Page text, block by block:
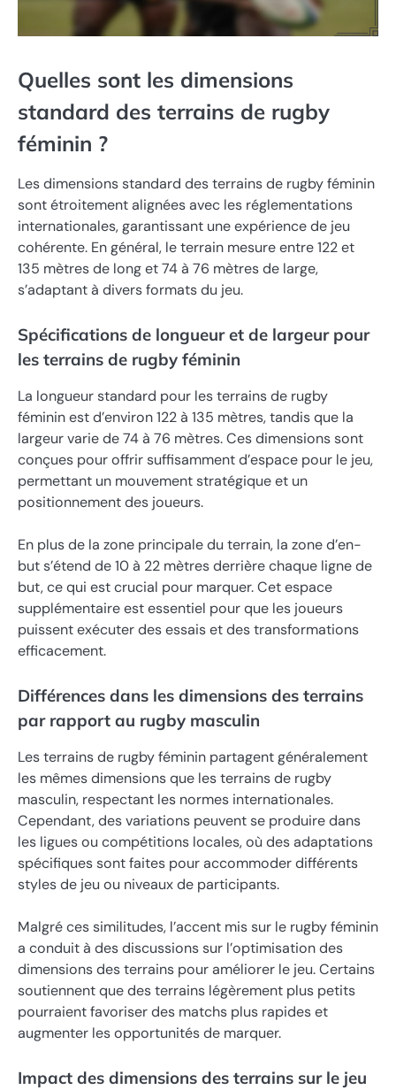
Quelles sont les dimensions
standard des terrains de rugby
féminin ?
Les dimensions standard des terrains de rugby féminin
sont étroitement alignées avec les réglementations
internationales, garantissant une expérience de jeu
cohérente. En général, le terrain mesure entre 122 et
135 mètres de long et 74 à 76 mètres de large,
s’adaptant à divers formats du jeu.
Spécifications de longueur et de largeur pour
les terrains de rugby féminin
La longueur standard pour les terrains de rugby
féminin est d’environ 122 à 135 mètres, tandis que la
largeur varie de 74 à 76 mètres. Ces dimensions sont
conçues pour offrir suffisamment d’espace pour le jeu,
permettant un mouvement stratégique et un
positionnement des joueurs.
En plus de la zone principale du terrain, la zone d’en-
but s’étend de 10 à 22 mètres derrière chaque ligne de
but, ce qui est crucial pour marquer. Cet espace
supplémentaire est essentiel pour que les joueurs
puissent exécuter des essais et des transformations
efficacement.
Différences dans les dimensions des terrains
par rapport au rugby masculin
Les terrains de rugby féminin partagent généralement
les mêmes dimensions que les terrains de rugby
masculin, respectant les normes internationales.
Cependant, des variations peuvent se produire dans
les ligues ou compétitions locales, où des adaptations
spécifiques sont faites pour accommoder différents
styles de jeu ou niveaux de participants.
Malgré ces similitudes, l’accent mis sur le rugby féminin
a conduit à des discussions sur l’optimisation des
dimensions des terrains pour améliorer le jeu. Certains
soutiennent que des terrains légèrement plus petits
pourraient favoriser des matchs plus rapides et
augmenter les opportunités de marquer.
Impact des dimensions des terrains sur le jeu